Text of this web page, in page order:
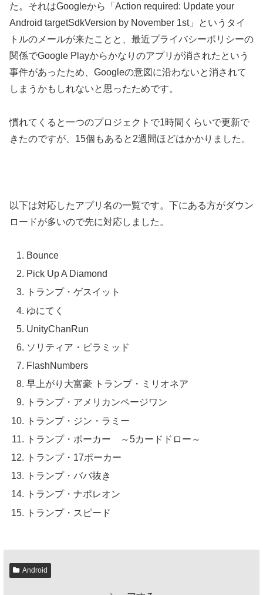
た。それはGoogleから「Action required: Update your
Android targetSdkVersion by November 1st」というタイ
トルのメールが来たことと、最近プライバシーポリシーの
関係でGoogle Playからかなりのアプリが消されたという
事件があったため、Googleの意図に沿わないと消されて
しまうかもしれないと思ったためです。
慣れてくると一つのプロジェクトで1時間くらいで更新で
きたのですが、15個もあると2週間ほどはかかりました。
以下は対応したアプリ名の一覧です。下にある方がダウン
ロードが多いので先に対応しました。
Bounce
Pick Up A Diamond
トランプ・ゲスイット
ゆにてく
UnityChanRun
ソリティア・ピラミッド
FlashNumbers
早上がり大富豪 トランプ・ミリオネア
トランプ・アメリカンページワン
トランプ・ジン・ラミー
トランプ・ポーカー ～5カードドロー～
トランプ・17ポーカー
トランプ・ババ抜き
トランプ・ナポレオン
トランプ・スピード
Android